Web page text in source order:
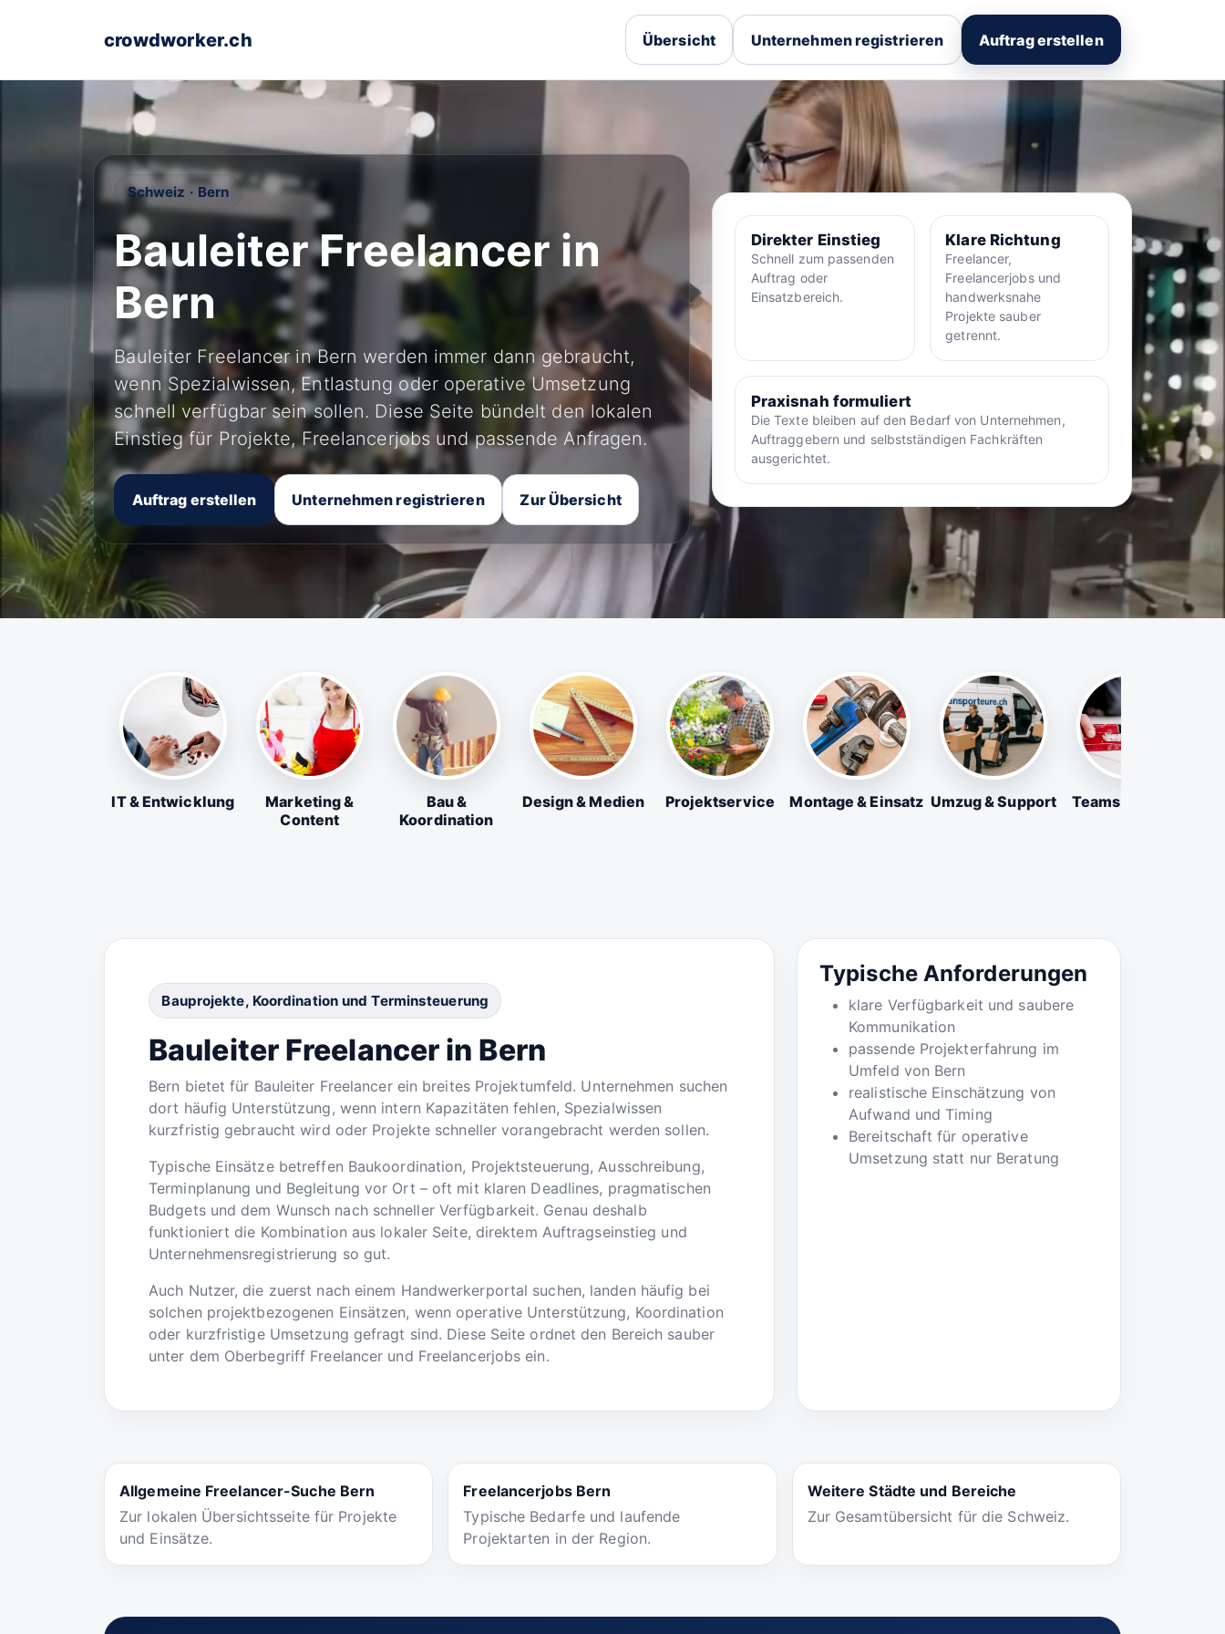
crowdworker.ch Übersicht Unternehmen registrieren Auftrag erstellen
Schweiz · Bern
Bauleiter Freelancer in
Bern
Bauleiter Freelancer in Bern werden immer dann gebraucht,
wenn Spezialwissen, Entlastung oder operative Umsetzung
schnell verfügbar sein sollen. Diese Seite bündelt den lokalen
Einstieg für Projekte, Freelancerjobs und passende Anfragen.
Auftrag erstellen Unternehmen registrieren Zur Übersicht
Direkter Einstieg
Schnell zum passenden
Auftrag oder
Einsatzbereich.
Klare Richtung
Freelancer,
Freelancerjobs und
handwerksnahe
Projekte sauber
getrennt.
Praxisnah formuliert
Die Texte bleiben auf den Bedarf von Unternehmen,
Auftraggebern und selbstständigen Fachkräften
ausgerichtet.
IT & Entwicklung
Marketing &
Content
Bau &
Koordination
Design & Medien Projektservice Montage & Einsatz Umzug & Support Teams & Firmen
Bauprojekte, Koordination und Terminsteuerung
Bauleiter Freelancer in Bern
Bern bietet für Bauleiter Freelancer ein breites Projektumfeld. Unternehmen suchen
dort häufig Unterstützung, wenn intern Kapazitäten fehlen, Spezialwissen
kurzfristig gebraucht wird oder Projekte schneller vorangebracht werden sollen.
Typische Einsätze betreffen Baukoordination, Projektsteuerung, Ausschreibung,
Terminplanung und Begleitung vor Ort – oft mit klaren Deadlines, pragmatischen
Budgets und dem Wunsch nach schneller Verfügbarkeit. Genau deshalb
funktioniert die Kombination aus lokaler Seite, direktem Auftragseinstieg und
Unternehmensregistrierung so gut.
Auch Nutzer, die zuerst nach einem Handwerkerportal suchen, landen häufig bei
solchen projektbezogenen Einsätzen, wenn operative Unterstützung, Koordination
oder kurzfristige Umsetzung gefragt sind. Diese Seite ordnet den Bereich sauber
unter dem Oberbegriff Freelancer und Freelancerjobs ein.
Typische Anforderungen
klare Verfügbarkeit und saubere
Kommunikation
passende Projekterfahrung im
Umfeld von Bern
realistische Einschätzung von
Aufwand und Timing
Bereitschaft für operative
Umsetzung statt nur Beratung
Allgemeine Freelancer-Suche Bern
Zur lokalen Übersichtsseite für Projekte
und Einsätze.
Freelancerjobs Bern
Typische Bedarfe und laufende
Projektarten in der Region.
Weitere Städte und Bereiche
Zur Gesamtübersicht für die Schweiz.